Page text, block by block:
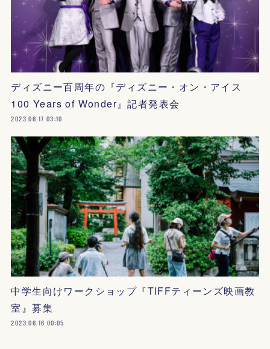
ディズニー百周年の『ディズニー・オン・アイス
100 Years of Wonder』記者発表会
2023.06.17 03:10
中学生向けワークショップ『TIFFティーンズ映画教
室』募集
2023.06.16 00:05